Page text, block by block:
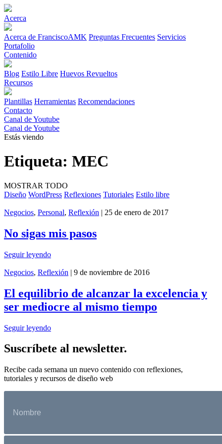
Acerca
Acerca de FranciscoAMK Preguntas Frecuentes Servicios
Portafolio
Contenido
Blog Estilo Libre Huevos Revueltos
Recursos
Plantillas Herramientas Recomendaciones
Contacto
Canal de Youtube
Canal de Youtube
Estás viendo
Etiqueta: MEC
MOSTRAR TODO
Diseño WordPress Reflexiones Tutoriales Estilo libre
Negocios, Personal, Reflexión | 25 de enero de 2017
No sigas mis pasos
Seguir leyendo
Negocios, Reflexión | 9 de noviembre de 2016
El equilibrio de alcanzar la excelencia y
ser mediocre al mismo tiempo
Seguir leyendo
Suscríbete al newsletter.
Recibe cada semana un nuevo contenido con reflexiones,
tutoriales y recursos de diseño web